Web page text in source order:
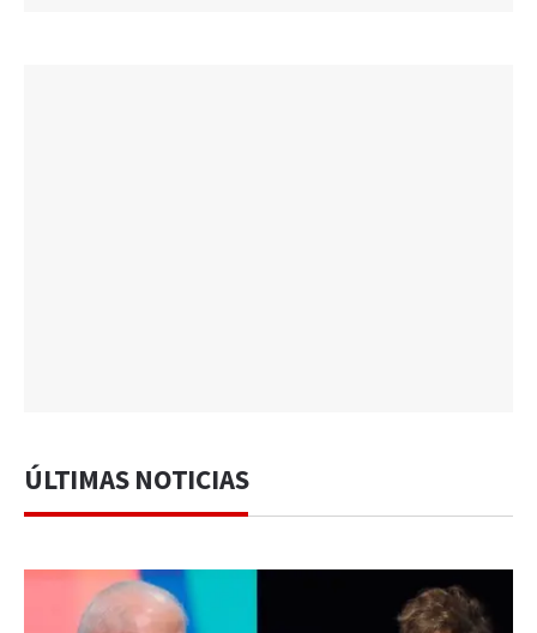
ÚLTIMAS NOTICIAS